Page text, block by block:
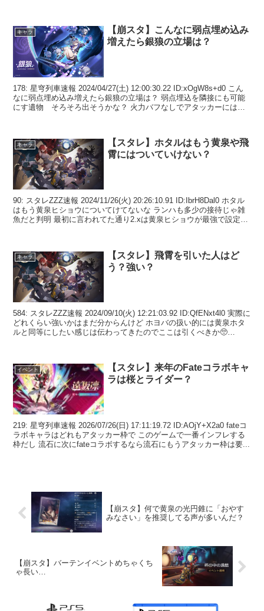
キャラ
【崩スタ】こんなに弱点埋め込み
増えたら銀狼の立場は？
178: 星穹列車速報 2024/04/27(土) 12:00:30.22 ID:xOgW8s+d0 こん
なに弱点埋め込み増えたら銀狼の立場は？ 弱点埋込を隣接にも可能
にす遺物 そろそろ出そうかな？ 火力バフなしでアタッカーには使
キャラ
【スタレ】ホタルはもう黄泉や飛
霄にはついていけない？
90: スタレZZZ速報 2024/11/26(火) 20:26:10.91 ID:IbrH8Dal0 ホタル
はもう黄泉ヒショウについてけてないな ランハも多少の接待じゃ雑
魚だと判明 最初に言われてた通り2.xは黄泉ヒショウが最強で設定さ
キャラ
【スタレ】飛霄を引いた人はど
う？強い？
584: スタレZZZ速報 2024/09/10(火) 12:21:03.92 ID:QfENxt4l0 実際に
どれくらい強いかはまだ分からんけど ホヨバの扱い的には黄泉ホタ
ルと同等にしたい感じは伝わってきたのでここは引くべきか🥺
イベント
【スタレ】来年のFateコラボキャ
ラは桜とライダー？
219: 星穹列車速報 2026/07/26(日) 17:11:19.72 ID:AOjY+X2a0 fateコ
ラボキャラはどれもアタッカー枠で このゲームで一番インフレする
枠だし 流石に次にfateコラボするなら流石にもうアタッカー枠は要...
【崩スタ】何で黄泉の光円錐に「おやす
みなさい」を推奨してる声が多いんだ？
【崩スタ】バーテンイベントめちゃくち
ゃ長い…